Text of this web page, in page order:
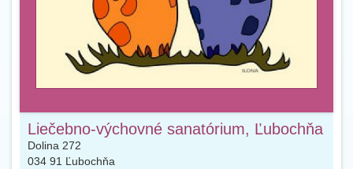
Liečebno-výchovné sanatórium, Ľubochňa
Dolina 272
034 91 Ľubochňa